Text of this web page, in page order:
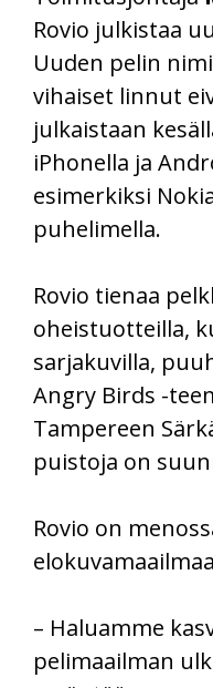
Rovio julkistaa
Uuden pelin
vihaiset linnut
julkaistaan
iPhonella ja
esimerkiksi
puhelimella.
Rovio tienaa
oheistuotteilla,
sarjakuvilla,
Angry Birds -
Tampereen
puistoja on
Rovio on
– Haluamme
pelimaailman